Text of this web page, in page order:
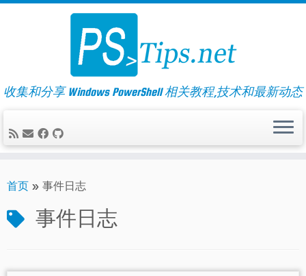
Skip
收集和分享 Windows PowerShell 相关教程,技术和最新动态
首页 » 事件日志
事件日志